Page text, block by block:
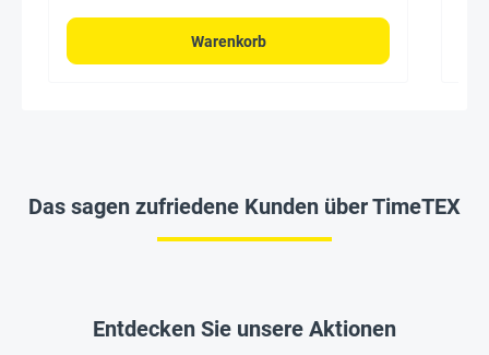
Warenkorb
Das sagen zufriedene Kunden über TimeTEX
Entdecken Sie unsere Aktionen